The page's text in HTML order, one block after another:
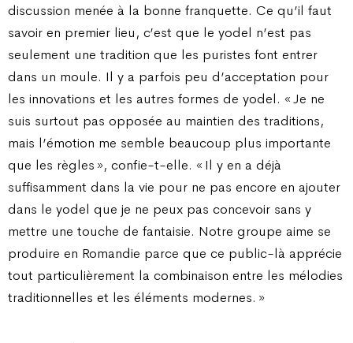
discussion menée à la bonne franquette. Ce qu’il faut
savoir en premier lieu, c’est que le yodel n’est pas
seulement une tradition que les puristes font entrer
dans un moule. Il y a parfois peu d’acceptation pour
les innovations et les autres formes de yodel. « Je ne
suis surtout pas opposée au maintien des traditions,
mais l’émotion me semble beaucoup plus importante
que les règles », confie-t-elle. « Il y en a déjà
suffisamment dans la vie pour ne pas encore en ajouter
dans le yodel que je ne peux pas concevoir sans y
mettre une touche de fantaisie. Notre groupe aime se
produire en Romandie parce que ce public-là apprécie
tout particulièrement la combinaison entre les mélodies
traditionnelles et les éléments modernes. »